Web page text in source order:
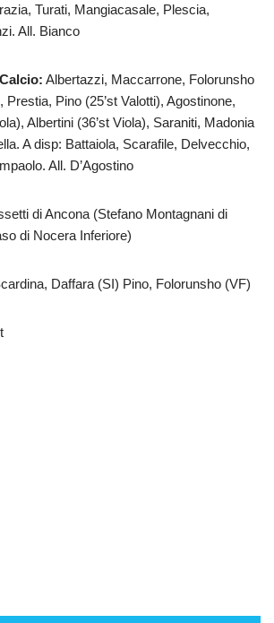
Turati, Mangiacasale, Plescia,
All. Bianco
Albertazzi, Maccarrone, Folorunsho
Prestia, Pino (25’st Valotti), Agostinone,
Albertini (36’st Viola), Saraniti, Madonia
A disp: Battaiola, Scarafile, Delvecchio,
All. D’Agostino
di Ancona (Stefano Montagnani di
di Nocera Inferiore)
Daffara (SI) Pino, Folorunsho (VF)